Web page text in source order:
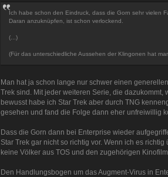
Ich habe schon den Eindruck, dass die Gorn sehr vielen
Daran anzuknüpfen, ist schon verlockend.
(...)
(Für das unterschiedliche Aussehen der Klingonen hat
Man hat ja schon lange nur schwer einen
Trek sind. Mit jeder weiteren Serie, die
bewusst habe ich Star Trek aber durch TNG
gesehen und fand die Folge dann eher unfreiwillig
Dass die Gorn dann bei Enterprise wieder
Star Trek gar nicht so richtig vor. Wenn ich es
keine Völker aus TOS und den zugehörigen
Den Handlungsbogen um das Augment-Virus in